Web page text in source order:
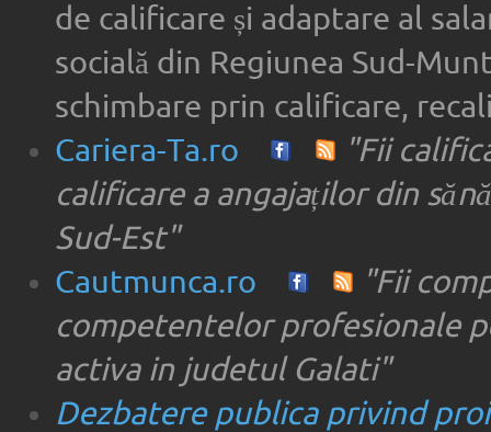
de calificare și adaptare al
socială din Regiunea Sud-
schimbare prin calificare,
Cariera-Ta.ro
"Fii
calificare a angajaților din
Sud-Est"
Cautmunca.ro
"Fii
competentelor profesionale
activa in judetul Galati"
Dezbatere publica privind